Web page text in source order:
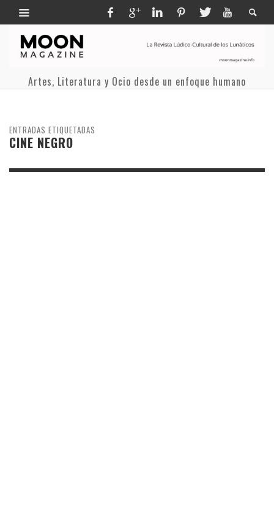
Artes, Literatura y Ocio desde un enfoque humano
ENTRADAS ETIQUETADAS
CINE NEGRO